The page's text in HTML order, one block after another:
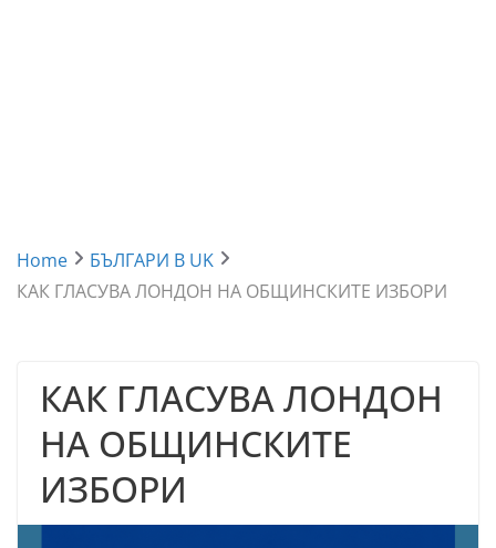
Home
БЪЛГАРИ В UK
КАК ГЛАСУВА ЛОНДОН НА ОБЩИНСКИТЕ ИЗБОРИ
КАК ГЛАСУВА ЛОНДОН
НА ОБЩИНСКИТЕ
ИЗБОРИ